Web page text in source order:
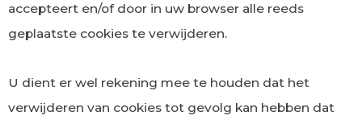
accepteert en/of door in uw browser alle reeds
geplaatste cookies te verwijderen.
U dient er wel rekening mee te houden dat het
verwijderen van cookies tot gevolg kan hebben dat